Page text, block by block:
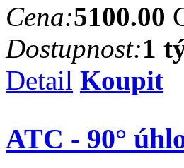
Cena:5100.00
Dostupnost:1
Detail Koupit
ATC - 90°